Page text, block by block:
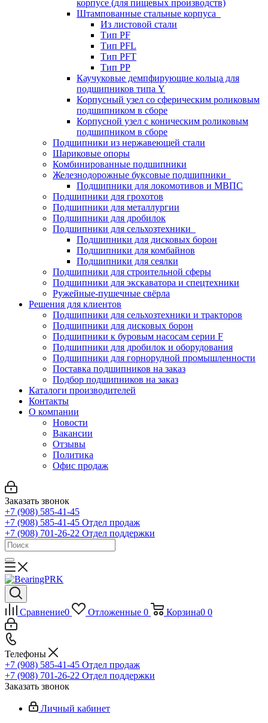
корпусе (для пищевых производств)
Штампованные стальные корпуса
Из листовой стали
Тип PF
Тип PFL
Тип PFT
Тип PP
Каучуковые демпфирующие кольца для
подшипников типа Y
Корпусный узел со сферическим роликовым
подшипником в сборе
Корпусной узел с коническим роликовым
подшипником в сборе
Подшипники из нержавеющей стали
Шариковые опоры
Комбинированные подшипники
Железнодорожные буксовые подшипники
Подшипники для локомотивов и МВПС
Подшипники для грохотов
Подшипники для металлургии
Подшипники для дробилок
Подшипники для сельхозтехники
Подшипники для дисковых борон
Подшипники для комбайнов
Подшипники для сеялки
Подшипники для строительной сферы
Подшипники для экскаватора и спецтехники
Ружейные-пушечные свёрла
Решения для клиентов
Подшипники для сельхозтехники и тракторов
Подшипники для дисковых борон
Подшипники к буровым насосам серии F
Подшипники для дробилок и оборудования
Подшипники для горнорудной промышленности
Поставка подшипников на заказ
Подбор подшипников на заказ
Каталоги производителей
Контакты
О компании
Новости
Вакансии
Отзывы
Политика
Офис продаж
Заказать звонок
+7 (908) 585-41-45
+7 (908) 585-41-45 Отдел продаж
+7 (908) 701-26-22 Отдел поддержки
Сравнение0 Отложенные 0 Корзина0 0
Телефоны
+7 (908) 585-41-45 Отдел продаж
+7 (908) 701-26-22 Отдел поддержки
Заказать звонок
Личный кабинет